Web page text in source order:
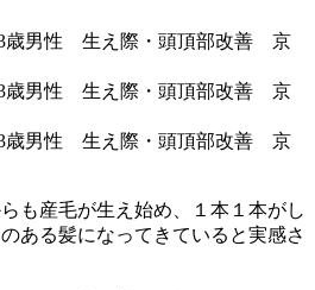
も産毛が生え始め、１本１本がし
ある髪になってきていると実感さ